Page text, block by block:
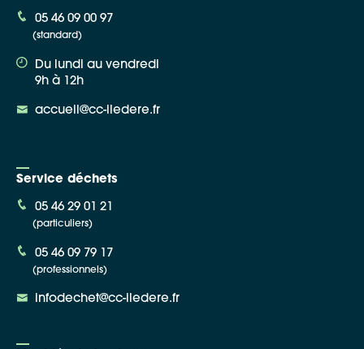
05 46 09 00 97
(standard)
Du lundi au vendredi
9h à 12h
accueil@cc-iledere.fr
Service déchets
05 46 29 01 21
(particuliers)
05 46 09 79 17
(professionnels)
infodechet@cc-iledere.fr
Apple Plans